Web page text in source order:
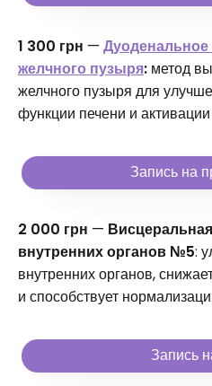
1 300 грн —
желчного пузыря: метод
желчного пузыря для
функции печени и
Запись на
2 000 грн —
внутренних органов №5:
внутренних органов,
и способствует
Запись